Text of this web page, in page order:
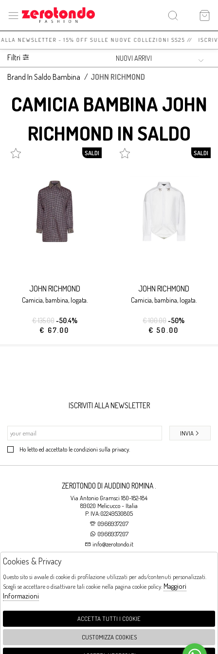
NEWSLETTER - 15% OFF SULLE NUOVE COLLEZIONI SS25 //
Filtri
Brand In Saldo Bambina / JOHN RICHMOND
CAMICIA BAMBINA JOHN
RICHMOND IN SALDO
SALDI
JOHN RICHMOND
camicia, bambina, logata.
€ 135.00-50.4%
€ 67.00
SALDI
JOHN RICHMOND
camicia, bambina, logata.
€ 100.00-50%
€ 50.00
ISCRIVITI ALLA NEWSLETTER
Ho letto ed accettato le condizioni sulla privacy.
INVIA
ZEROTONDO DI AUDDINO ROMINA .
Via Antonio Gramsci 180-182-184
89020 Melicucco - Italia
P. IVA:02249530805
0966937207
0966937207
info@zerotondo.it
Orari di apertura
LUNEDI: CHIUSO LA MATTINA - DALLE 16:00 ALLE 20:00 DAL MARTEDI AL
CHIUSO
Cookies & Privacy
Questo sito si avvale di cookie di profilazione utilizzati per ads/contenuti personalizzati.
Scegli se accettare o disattivare tali cookie nella pagina cookie policy. Maggiori
Informazioni
ACCETTA TUTTI I COOKIE
CUSTOMIZZA COOKIES